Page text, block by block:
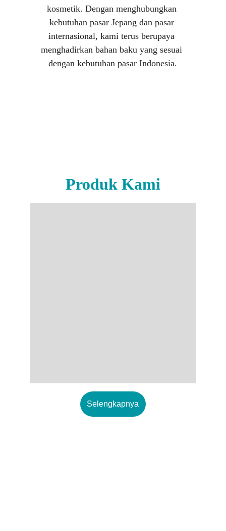
kosmetik. Dengan menghubungkan
kebutuhan pasar Jepang dan pasar
internasional, kami terus berupaya
menghadirkan bahan baku yang sesuai
dengan kebutuhan pasar Indonesia.
Produk Kami
Selengkapnya